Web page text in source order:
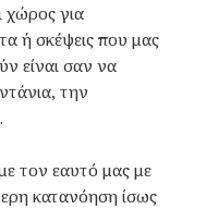
χώρος για
ή σκέψεις που μας
είναι σαν να
την
τον εαυτό μας με
κατανόηση ίσως